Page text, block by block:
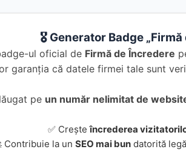
🎖️ Generator Badge
ul oficial de Firmă de Încredere
garanția că datele firmei tale sunt
pe un număr nelimitat de
✅ Creșteîncrederea
Contribuie la un SEO mai bun datorită